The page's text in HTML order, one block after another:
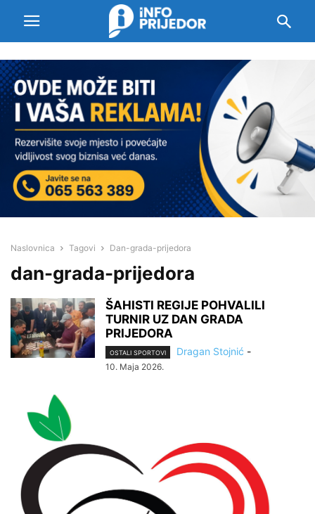
Naslovnica Tagovi Dan-grada-prijedora
dan-grada-prijedora
ŠAHISTI REGIJE POHVALILI
TURNIR UZ DAN GRADA
PRIJEDORA
OSTALI SPORTOVI Dragan Stojnić -
10. Maja 2026.